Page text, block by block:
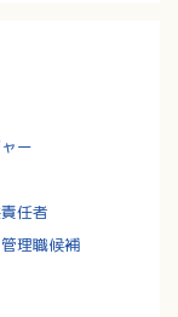
ー
任者
理職候補